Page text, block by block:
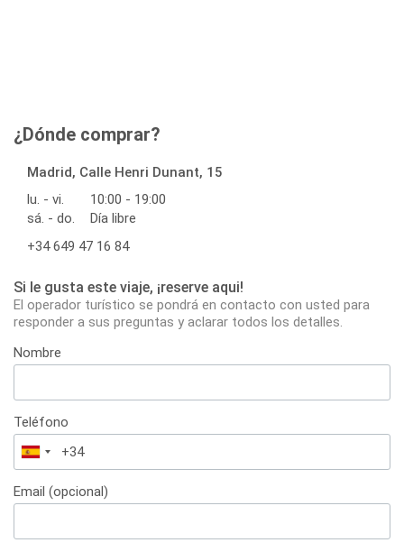
¿Dónde comprar?
Madrid, Calle Henri Dunant, 15
lu. - vi.
10:00 - 19:00
sá. - do.
Día libre
+34 649 47 16 84
Si le gusta este viaje, ¡reserve aqui!
El operador turístico se pondrá en contacto con usted para
responder a sus preguntas y aclarar todos los detalles.
Nombre
Teléfono
España
+34
Email (opcional)